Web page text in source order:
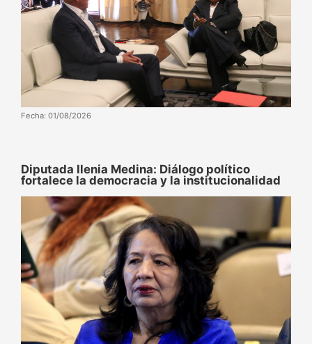
Fecha: 01/08/2026
Diputada Ilenia Medina: Diálogo político
fortalece la democracia y la institucionalidad